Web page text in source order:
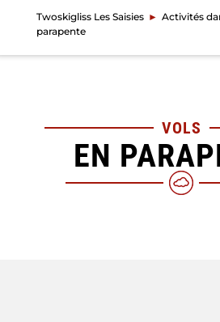
Twoskigliss Les Saisies ► Activités
parapente
VOLS
EN